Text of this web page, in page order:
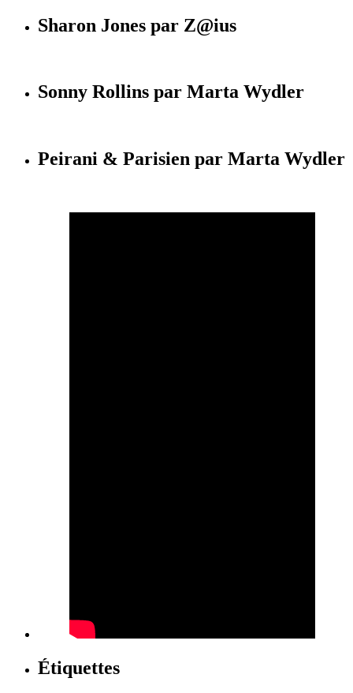
Sharon Jones par Z@ius
Sonny Rollins par Marta Wydler
Peirani & Parisien par Marta Wydler
Étiquettes